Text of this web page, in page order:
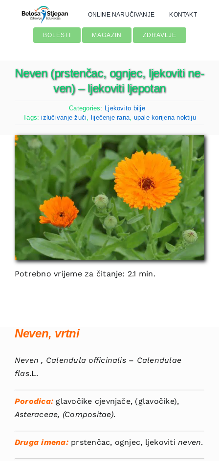
ONLINE NARUČIVANJE KONTAKT
BOLESTI MAGAZIN ZDRAVLJE
Neven (prstenčac, ognjec, ljekoviti ne­
ven) – ljekoviti ljepotan
Categories: Ljekovito bilje
Tags:izlučivanje žuči liječenje rana upale korijena noktiju
Potrebno vrijeme za čitanje: 2.1 min.
Neven, vrtni
Neven , Calendula officinalis– Calendulae
flas.L.
Porodica: glavočike cjevnjače, (glavočike),
Asteraceae, (Compositae).
Druga imena: prstenčac, ognjec, ljekovitine­ven.